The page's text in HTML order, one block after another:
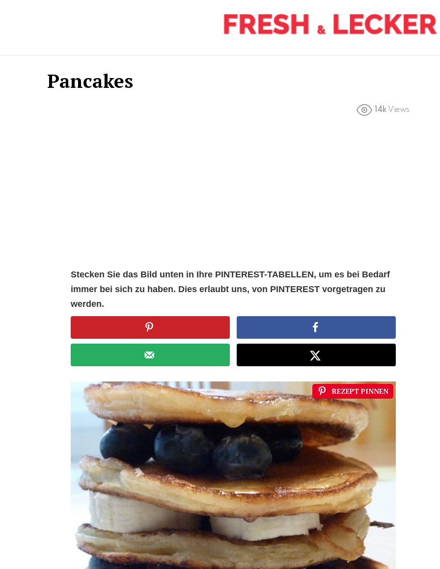
Pancakes
14k Views
Stecken Sie das Bild unten in Ihre PINTEREST-TABELLEN, um es bei Bedarf
immer bei sich zu haben. Dies erlaubt uns, von PINTEREST vorgetragen zu
werden.
REZEPT PINNEN